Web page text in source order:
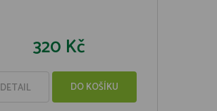
320 Kč
DETAIL DO KOŠÍKU